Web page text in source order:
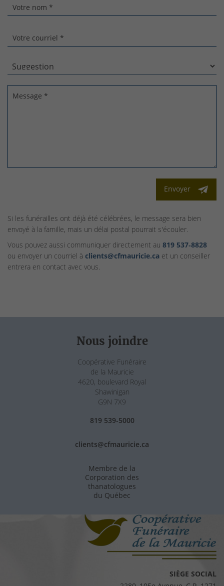
Votre nom *
Votre courriel *
Message *
Envoyer
Si les funérailles ont déjà été célébrées, le message sera bien
envoyé à la famille, mais un délai postal pourrait s'écouler.
Vous pouvez aussi communiquer directement au 819 537‑8828
ou envoyer un courriel à clients@cfmauricie.ca et un conseiller
entrera en contact avec vous.
Nous joindre
Coopérative Funéraire
de la Mauricie
4620, boulevard Royal
Shawinigan
G9N 7X9
819 539-5000
clients@cfmauricie.ca
Membre de la
Corporation des
thanatologues
du Québec
SIÈGE SOCIAL